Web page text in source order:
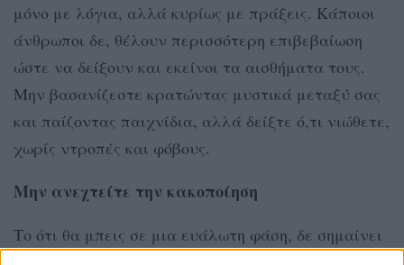
μόνο με λόγια, αλλά κυρίως με πράξεις. Κάποιοι
άνθρωποι δε, θέλουν περισσότερη επιβεβαίωση
ώστε να δείξουν και εκείνοι τα αισθήματα τους.
Μην βασανίζεστε κρατώντας μυστικά μεταξύ σας
και παίζοντας παιχνίδια, αλλά δείξτε ό,τι νιώθετε,
χωρίς ντροπές και φόβους.
Μην ανεχτείτε την κακοποίηση
Το ότι θα μπεις σε μια ευάλωτη φάση, δε σημαίνει